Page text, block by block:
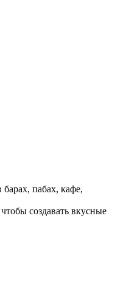
пабах, кафе,
создавать вкусные